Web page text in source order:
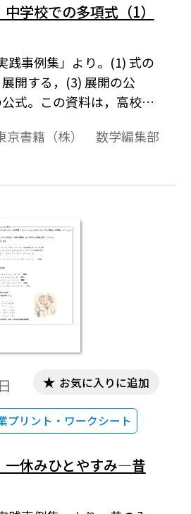
中学校での多項式（1）
践事例集」より。(1) 式の
開する，(3) 展開の公
式。この資料は，高校数
説をしたものです。それら
習，発展的内容，教科書
ページにまとまっていま
京書籍（株） 数学編集部
プリント・ワークシート
お気に入りに追加
一休みひとやすみ―昔